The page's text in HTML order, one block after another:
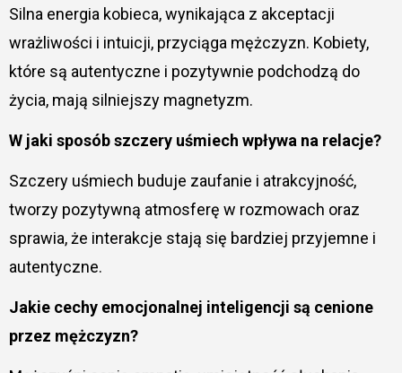
Silna energia kobieca, wynikająca z akceptacji
wrażliwości i intuicji, przyciąga mężczyzn. Kobiety,
które są autentyczne i pozytywnie podchodzą do
życia, mają silniejszy magnetyzm.
W jaki sposób szczery uśmiech wpływa na relacje?
Szczery uśmiech buduje zaufanie i atrakcyjność,
tworzy pozytywną atmosferę w rozmowach oraz
sprawia, że interakcje stają się bardziej przyjemne i
autentyczne.
Jakie cechy emocjonalnej inteligencji są cenione
przez mężczyzn?